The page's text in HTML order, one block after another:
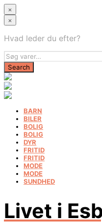
×
×
Hvad leder du efter?
BARN
BILER
BOLIG
BOLIG
DYR
FRITID
FRITID
MODE
MODE
SUNDHED
Livet i